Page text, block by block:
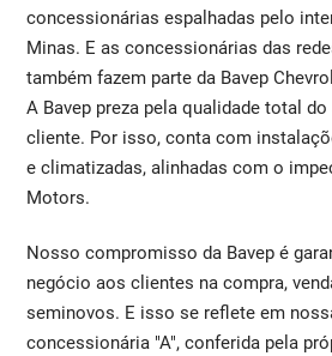
concessionárias espalhadas pelo
Minas. E as concessionárias das
também fazem parte da Bavep
A Bavep preza pela qualidade total
cliente. Por isso, conta com
e climatizadas, alinhadas com o
Motors.
Nosso compromisso da Bavep é
negócio aos clientes na compra,
seminovos. E isso se reflete em
concessionária "A", conferida pela